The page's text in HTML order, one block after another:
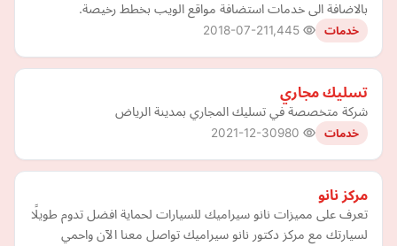
بالاضافة الى خدمات استضافة مواقع الويب بخطط رخيصة.
خدمات 2018-07-21
تسليك مجاري
شركة متخصصة في تسليك المجاري بمدينة الرياض
خدمات 2021-12-30
مركز نانو
تعرف على مميزات نانو سيراميك للسيارات لحماية افضل تدوم طويلًا
لسيارتك مع مركز دكتور نانو سيراميك تواصل معنا الآن واحمي